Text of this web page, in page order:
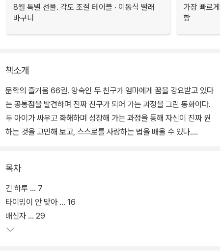
8월 특별 선물. 각도 조절 테이블 · 이동식 빨래
바구니
가장 빠르
합
책소개
문학의 즐거움 66권. 앙숙인 두 친구가 엄마에게 꿈을 강요받고 있다
는 공통점을 발견하며 진짜 친구가 되어 가는 과정을 그린 동화이다.
두 아이가 싸우고 화해하며 성장해 가는 과정을 통해 자신이 진짜 원
하는 것을 고민해 보고, 스스로를 사랑하는 법을 배울 수 있다.
비한 마술 가게 방문 등 여러 에피소드를 함께 겪으면서 서서히 마음
을 열어 가는 과정을 탄탄하게 그린 작품이다. 또한 선악 구조만으로
규정할 수 없는 아이들의 복잡한 심리를 사실적으로 묘사하여 두 아
이의 입장을 모두 헤아려 볼 수 있도록 돕는다.
목차
긴 하루 … 7
타이밍이 안 맞아 … 16
배신자 … 29